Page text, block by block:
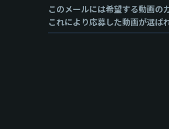
このメールには希望する動画の
これにより応募した動画が選ば